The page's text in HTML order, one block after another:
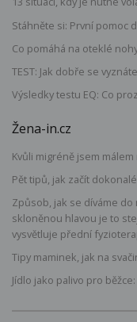
Stáhněte si: První pomoc
Co pomáhá na oteklé
TEST: Jak dobře se
Výsledky testu EQ: Co
Žena-in.cz
Kvůli migréně jsem
Pět tipů, jak začít
Způsob, jak se díváme
skloněnou hlavou je to
vysvětluje přední
Tipy maminek, jak na
Jídlo jako palivo pro